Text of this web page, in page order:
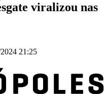
viralizou nas
21:25